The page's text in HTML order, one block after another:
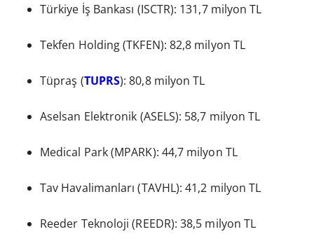
Türkiye İş Bankası (ISCTR): 131,7 milyon TL
Tekfen Holding (TKFEN): 82,8 milyon TL
Tüpraş (TUPRS): 80,8 milyon TL
Aselsan Elektronik (ASELS): 58,7 milyon TL
Medical Park (MPARK): 44,7 milyon TL
Tav Havalimanları (TAVHL): 41,2 milyon TL
Reeder Teknoloji (REEDR): 38,5 milyon TL